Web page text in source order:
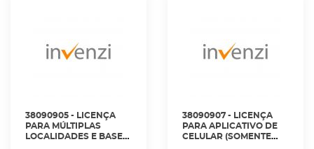
38090905 - LICENÇA
PARA MÚLTIPLAS
LOCALIDADES E BASE
38090907 - LICENÇA
PARA APLICATIVO DE
CELULAR (SOMENTE